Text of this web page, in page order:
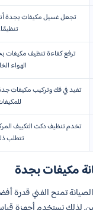
تجعل غسيل مكيفات بجدة
تنظيمًا.
ترفع كفاءة تنظيف مكيفات
الهواء
تفيد في فك وتركيب مكيفات
تخدم تنظيف دكت التكييف
تتطلب
مكيفات بجدة
تمنح الفني قدرة